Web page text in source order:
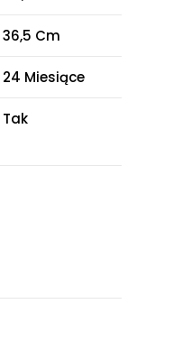
36,5 Cm
24 Miesiące
Tak